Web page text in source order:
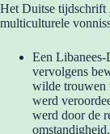
Het Duitse tijdschrift
multiculturele
Een
vervolgens
wilde trouwen
werd
werd door de
omstandigheid.